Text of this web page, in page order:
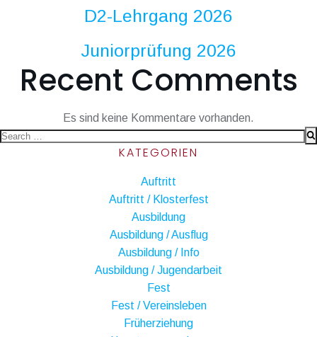
D2-Lehrgang 2026
Juniorprüfung 2026
Recent Comments
Es sind keine Kommentare vorhanden.
Search
KATEGORIEN
Auftritt
Auftritt / Klosterfest
Ausbildung
Ausbildung / Ausflug
Ausbildung / Info
Ausbildung / Jugendarbeit
Fest
Fest / Vereinsleben
Früherziehung